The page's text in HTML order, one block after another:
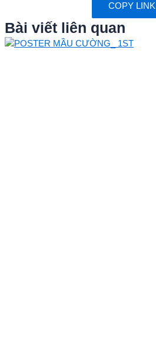
COPY LINK
Bài viết liên quan